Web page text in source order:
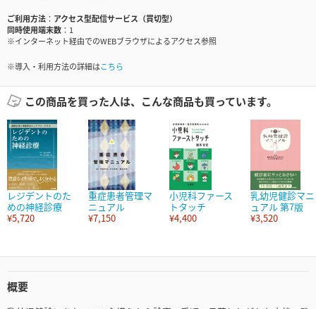
ご利用方法
アクセス型配信サービス（買切型）
同時使用端末数
1
※インターネット経由でのWEBブラウザによるアクセス参照
※導入・利用方法の詳細はこちら
この商品を買った人は、こんな商品も買っています。
レジデントのた
めの神経診療
¥5,720
重症患者管理マ
ニュアル
¥7,150
小児科ファース
トタッチ
¥4,400
乳幼児健診マニ
ュアル 第7版
¥3,520
概要